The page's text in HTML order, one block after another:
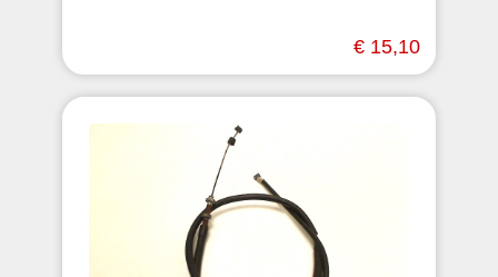
€ 15,10